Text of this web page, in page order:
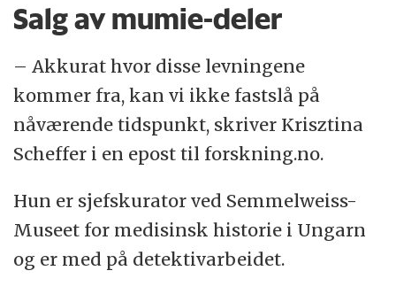
Salg av mumie-deler
– Akkurat hvor disse levningene
kommer fra, kan vi ikke fastslå på
nåværende tidspunkt, skriver Krisztina
Scheffer i en epost til forskning.no.
Hun er sjefskurator ved Semmelweiss-
Museet for medisinsk historie i Ungarn
og er med på detektivarbeidet.